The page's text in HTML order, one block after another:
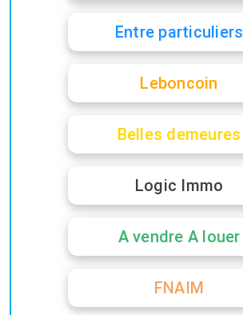
Entre particuliers
Leboncoin
Belles demeures
Logic Immo
A vendre A louer
FNAIM